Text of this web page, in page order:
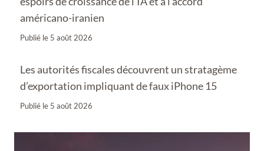
américano-iranien
Publié le 5 août 2026
Les autorités fiscales découvrent un stratagème
d’exportation impliquant de faux iPhone 15
Publié le 5 août 2026